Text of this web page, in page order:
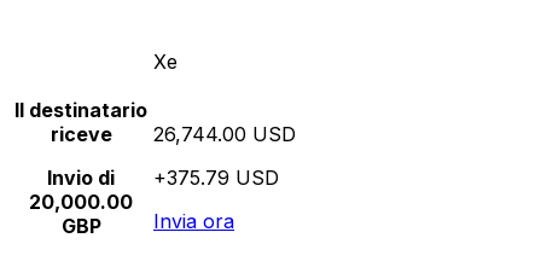
Xe
Il destinatario
riceve
Invio di
20,000.00
GBP
26,744.00 USD
+375.79 USD
Invia ora